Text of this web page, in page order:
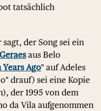
tatsächlich
der Song sei ein
aus Belo
Ago" auf Adeles
drauf) sei eine Kopie
der 1995 von dem
da Vila aufgenommen